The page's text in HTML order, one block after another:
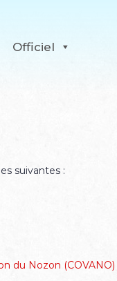
Officiel
suivantes :
du Nozon (COVANO)